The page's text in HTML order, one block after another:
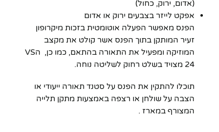
(אדום, ירוק, כחול)
אפקט לייזר בצבעים ירוק או אדום
הפנס מאפשר הפעלה אוטומטית בזכות מיקרופון
זעיר המותקן בתוך הפנס אשר קולט את מקצב
המוזיקה ומפעיל את התאורה בהתאם, כמו כן, הVS
24 מצויד בשלט רחוק לשליטה נוחה.
תוכלו להתקין את הפנס על סטנד תאורה ייעודי או
הצבה על שולחן או רצפה באמצעות מתקן תלייה
המצורף במארז .